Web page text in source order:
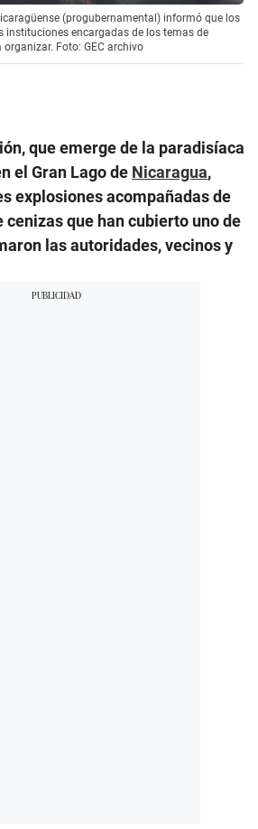
(progubernamental) informó que los
instituciones encargadas de los temas de
Foto: GEC archivo
que emerge de la paradisíaca
el Gran Lago de Nicaragua,
explosiones acompañadas de
cenizas que han cubierto uno de
las autoridades, vecinos y